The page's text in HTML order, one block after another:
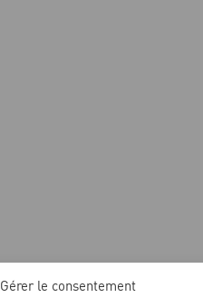
Gérer le consentement